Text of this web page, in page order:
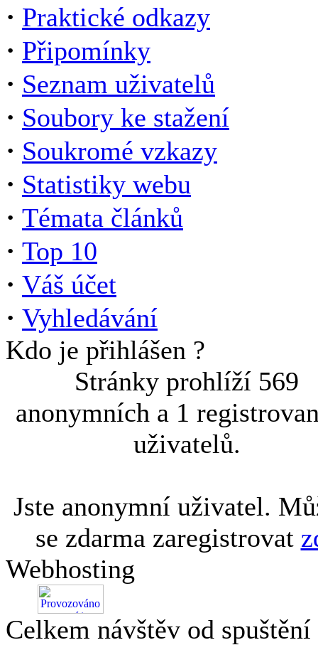
· Praktické odkazy
· Připomínky
· Seznam uživatelů
· Soubory ke stažení
· Soukromé vzkazy
· Statistiky webu
· Témata článků
· Top 10
· Váš účet
· Vyhledávání
Kdo je přihlášen ?
Stránky prohlíží 569
anonymních a 1
uživatelů.
Jste anonymní uživatel.
se zdarma zaregistrovat
Webhosting
Celkem návštěv od spuštění